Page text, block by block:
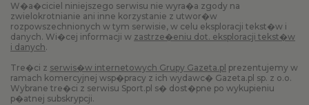
W�a�ciciel niniejszego serwisu nie wyra�a zgody na
zwielokrotnianie ani inne korzystanie z utwor�w
rozpowszechnionych w tym serwisie, w celu eksploracji tekst�w i
danych. Wi�cej informacji w zastrze�eniu dot. eksploracji tekst�w
i danych.
Tre�ci z serwis�w internetowych Grupy Gazeta.pl prezentujemy w
ramach komercyjnej wsp�pracy z ich wydawc� Gazeta.pl sp. z o.o.
Wybrane tre�ci z serwisu Sport.pl s� dost�pne po wykupieniu
p�atnej subskrypcji.